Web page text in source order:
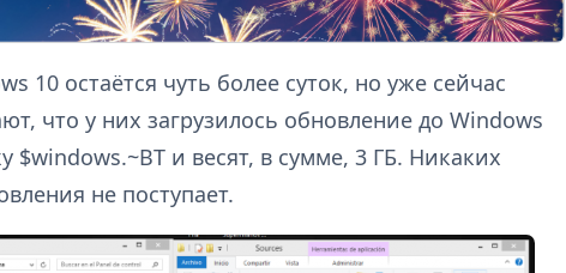
10 остаётся чуть более суток, но уже сейчас
что у них загрузилось обновление до Windows
$windows.~BT и весят, в сумме, 3 ГБ. Никаких
не поступает.